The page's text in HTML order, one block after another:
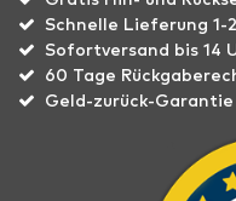
Schnelle Lieferung 1-
Sofortversand bis 14
60 Tage
Geld-zurück-Garantie